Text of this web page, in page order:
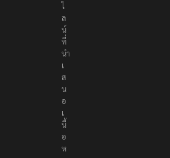
ไ
ล
น์
ที่
นำ
เ
ส
น
อ
เ
นื้
อ
ห